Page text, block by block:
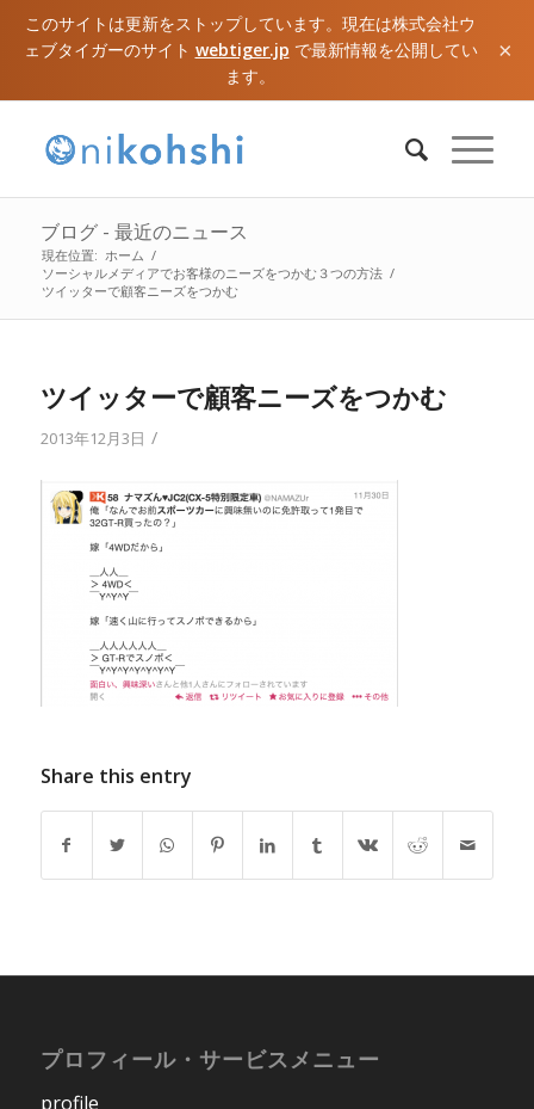
このサイトは更新をストップしています。現在は株式会社ウ
ェブタイガーのサイト webtiger.jp で最新情報を公開してい
ます。
×
ブログ - 最近のニュース
現在位置: ホーム /
ソーシャルメディアでお客様のニーズをつかむ３つの方法 /
ツイッターで顧客ニーズをつかむ
ツイッターで顧客ニーズをつかむ
2013年12月3日 /
Share this entry
プロフィール・サービスメニュー
profile